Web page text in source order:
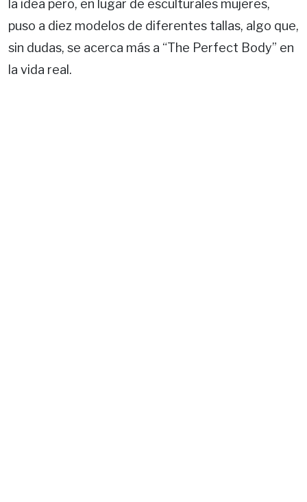
la idea pero, en lugar de esculturales mujeres,
puso a diez modelos de diferentes tallas, algo que,
sin dudas, se acerca más a “The Perfect Body” en
la vida real.